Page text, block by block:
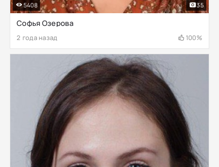
Софья Озерова
2 года назад 100%
5408 35